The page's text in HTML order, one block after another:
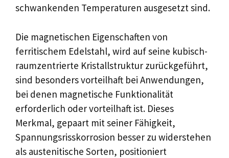
schwankenden Temperaturen ausgesetzt sind.
Die magnetischen Eigenschaften von
ferritischem Edelstahl, wird auf seine kubisch-
raumzentrierte Kristallstruktur zurückgeführt,
sind besonders vorteilhaft bei Anwendungen,
bei denen magnetische Funktionalität
erforderlich oder vorteilhaft ist. Dieses
Merkmal, gepaart mit seiner Fähigkeit,
Spannungsrisskorrosion besser zu widerstehen
als austenitische Sorten, positioniert